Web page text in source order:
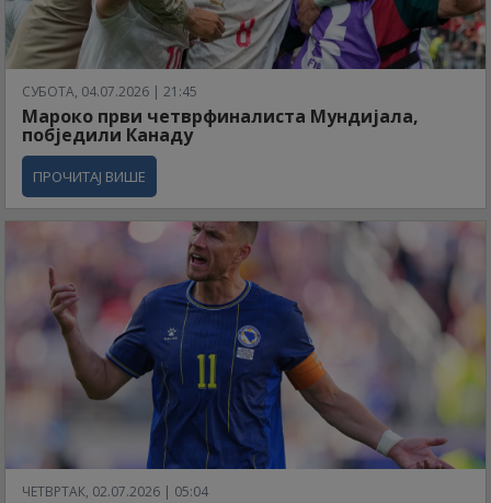
СУБОТА, 04.07.2026 | 21:45
Мароко први четврфиналиста Мундијала,
побједили Канаду
ПРОЧИТАЈ ВИШЕ
ЧЕТВРТАК, 02.07.2026 | 05:04